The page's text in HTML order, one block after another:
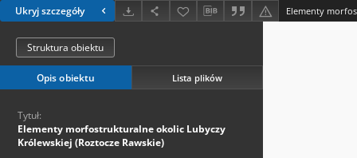
Ukryj szczegóły
Struktura obiektu
Opis obiektu Lista plików
Tytuł:
Elementy morfostrukturalne okolic Lubyczy
Królewskiej (Roztocze Rawskie)